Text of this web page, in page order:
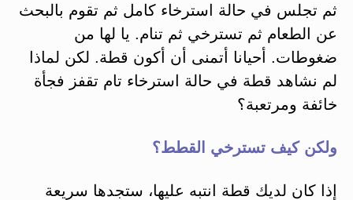
ثم تجلس في حالة استرخاء كامل ثم تقوم بالبحث
عن الطعام ثم تسترخي ثم تنام. يا لها من
ضغوطات. أحيانا أتمنى أن أكون قطة. لكن لماذا
لم نشاهد قطة في حالة استرخاء تام تقفز فجأة
خائفة ومرتعبة؟
ولكن كيف تسترخي القطط؟
إذا كان لديك قطة انتبه عليها، ستجدها سريعة